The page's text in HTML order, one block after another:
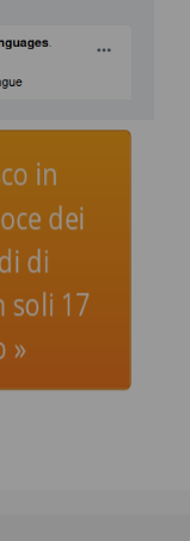
in
dei
di
soli 17
»